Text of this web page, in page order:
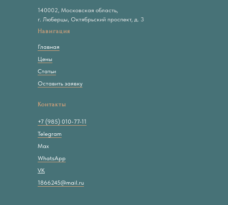
Навигация
Главная
Цены
Статьи
Оставить заявку
Контакты
+7 (985) 010-77-11
Telegram
Max
WhatsApp
VK
1866245@mail.ru
140002, Московская область,
г. Люберцы, Октябрьский проспект, д. 3